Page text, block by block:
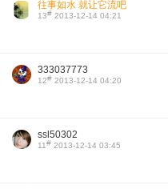
往事如水 就让它流吧
13# 2013-12-14 04:21
333037773
12# 2013-12-14 04:20
ssl50302
11# 2013-12-14 03:45